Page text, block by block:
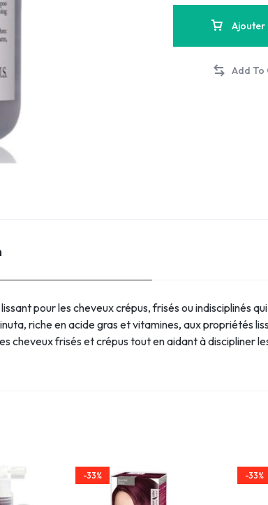
Ajouter
pour les cheveux crépus, frisés ou indisciplinés
riche en acide gras et vitamines, aux propriétés
cheveux frisés et crépus tout en aidant à discipliner
-33% -33%